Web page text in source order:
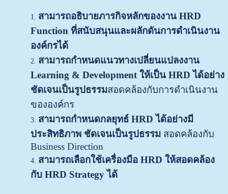
สามารถอธิบายภารกิจหลักของงาน HRD
Function ที่สนับสนุนและผลักดันการดำเนินงาน
องค์กรได้
สามารถกำหนดแนวทางเปลี่ยนแปลงงาน
Learning & Development ให้เป็น HRD ได้อย่าง
ชัดเจนเป็นรูปธรรมสอดคล้องกับการดำเนินงาน
ขององค์กร
สามารถกำหนดกลยุทธ์ HRD ได้อย่างมี
ประสิทธิภาพ ชัดเจนเป็นรูปธรรมสอดคล้องกับ
Business Direction
สามารถเลือกใช้เครื่องมือ HRD ให้สอดคล้อง
กับ HRD Strategy ได้